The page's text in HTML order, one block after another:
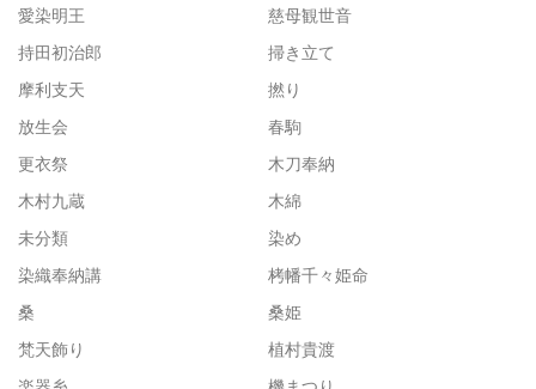
愛染明王
慈母観世音
持田初治郎
掃き立て
摩利支天
撚り
放生会
春駒
更衣祭
木刀奉納
木村九蔵
木綿
未分類
染め
染織奉納講
栲幡千々姫命
桑
桑姫
梵天飾り
植村貴渡